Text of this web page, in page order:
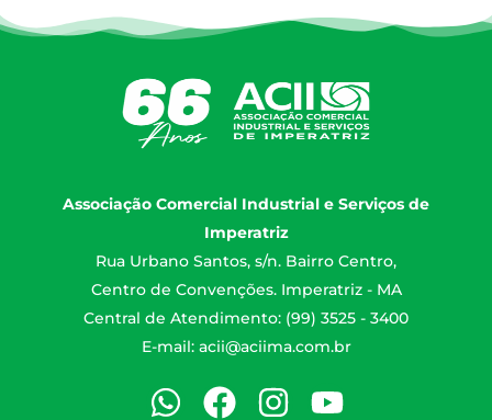
Associação Comercial Industrial e Serviços de
Imperatriz
Rua Urbano Santos, s/n. Bairro Centro,
Centro de Convenções. Imperatriz - MA
Central de Atendimento: (99) 3525 - 3400
E-mail: acii@aciima.com.br